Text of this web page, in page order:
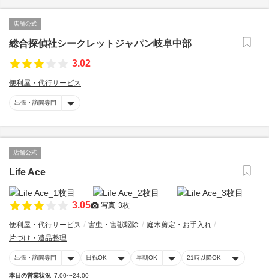
店舗公式
総合探偵社シークレットジャパン岐阜中部
3.02
便利屋・代行サービス
出張・訪問専門
店舗公式
Life Ace
3.05 写真 3枚
便利屋・代行サービス 害虫・害獣駆除
庭木剪定・お手入れ
片づけ・遺品整理
出張・訪問専門 日祝OK 早朝OK 21時以降OK
本日の営業状況 7:00〜24:00